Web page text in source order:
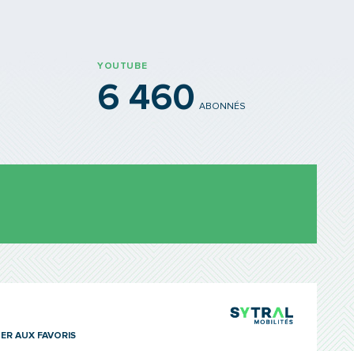
YOUTUBE
6 460 ABONNÉS
AUX FAVORIS
TCL